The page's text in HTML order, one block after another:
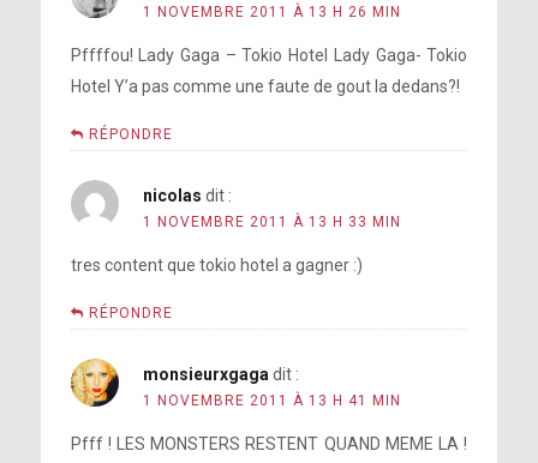
1 NOVEMBRE 2011 À 13 H 26 MIN
Pffffou! Lady Gaga – Tokio Hotel Lady Gaga- Tokio
Hotel Y’a pas comme une faute de gout la dedans?!
RÉPONDRE
nicolas dit :
1 NOVEMBRE 2011 À 13 H 33 MIN
tres content que tokio hotel a gagner :)
RÉPONDRE
monsieurxgaga dit :
1 NOVEMBRE 2011 À 13 H 41 MIN
Pfff ! LES MONSTERS RESTENT QUAND MEME LA !